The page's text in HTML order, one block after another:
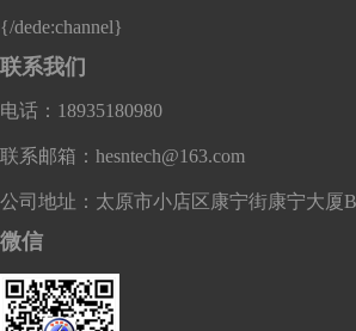
{/dede:channel}
联系我们
电话：18935180980
联系邮箱：hesntech@163.com
公司地址：太原市小店区康宁街康宁大厦
微信